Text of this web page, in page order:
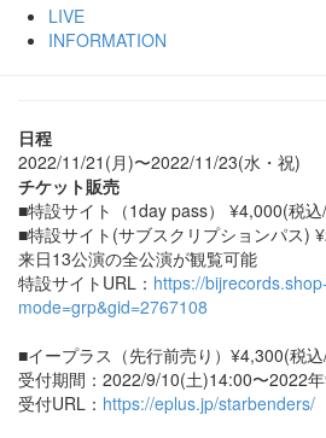
LIVE
INFORMATION
日程
2022/11/21(月)〜2022/11/23(水・祝)
チケット販売
■特設サイト（1day pass） ¥4,000(税
■特設サイト(サブスクリプションパス)
来日13公演の全公演が観覧可能
特設サイトURL： https://
mode=grp&gid=2767108
■イープラス（先行前売り）¥4,300(税
受付期間：2022/9/10(土)14:00〜2022
受付URL： https://eplus.jp/starbenders/